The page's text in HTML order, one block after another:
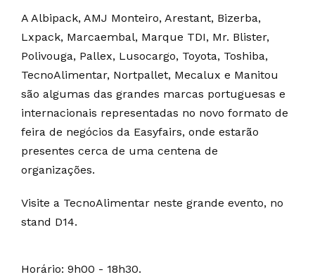
A Albipack, AMJ Monteiro, Arestant, Bizerba,
Lxpack, Marcaembal, Marque TDI, Mr. Blister,
Polivouga, Pallex, Lusocargo, Toyota, Toshiba,
TecnoAlimentar, Nortpallet, Mecalux e Manitou
são algumas das grandes marcas portuguesas e
internacionais representadas no novo formato de
feira de negócios da Easyfairs, onde estarão
presentes cerca de uma centena de
organizações.
Visite a TecnoAlimentar neste grande evento, no
stand D14.
Horário: 9h00 - 18h30.